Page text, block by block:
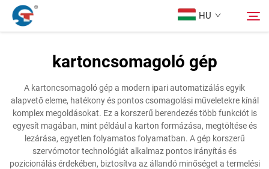
HU
Termékek
Tervezési Eset
Keresés
kartoncsomagoló gép
A kartoncsomagoló gép a modern ipari automatizálás egyik
alapvető eleme, hatékony és pontos csomagolási műveletekre kínál
komplex megoldásokat. Ez a korszerű berendezés több funkciót is
egyesít magában, mint például a karton formázása, megtöltése és
lezárása, egyetlen folyamatos folyamatban. A gép korszerű
szervómotor technológiát alkalmaz pontos irányítás és
pozicionálás érdekében, biztosítva az állandó minőséget a termelési